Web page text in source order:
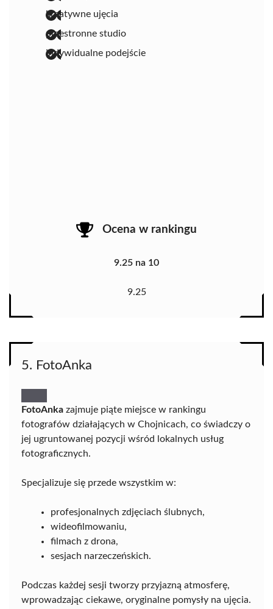
kreatywne ujęcia
przestronne studio
indywidualne podejście
Ocena w rankingu
9.25 na 10
9.25
5. FotoAnka
FotoAnka zajmuje piąte miejsce w rankingu
fotografów działających w Chojnicach, co świadczy o
jej ugruntowanej pozycji wśród lokalnych usług
fotograficznych.
Specjalizuje się przede wszystkim w:
profesjonalnych zdjęciach ślubnych,
wideofilmowaniu,
filmach z drona,
sesjach narzeczeńskich.
Podczas każdej sesji tworzy przyjazną atmosferę,
wprowadzając ciekawe, oryginalne pomysły na ujęcia.